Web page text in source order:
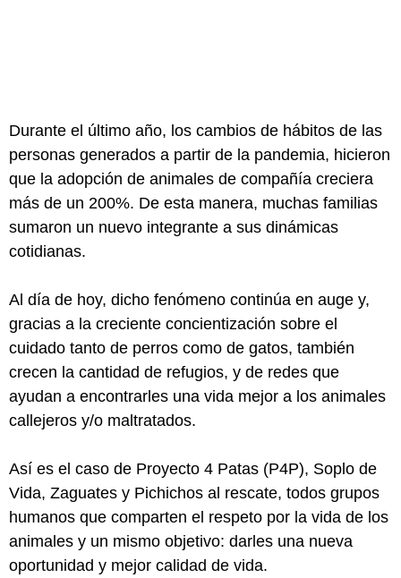
Durante el último año, los cambios de hábitos de las
personas generados a partir de la pandemia, hicieron
que la adopción de animales de compañía creciera
más de un 200%. De esta manera, muchas familias
sumaron un nuevo integrante a sus dinámicas
cotidianas.
Al día de hoy, dicho fenómeno continúa en auge y,
gracias a la creciente concientización sobre el
cuidado tanto de perros como de gatos, también
crecen la cantidad de refugios, y de redes que
ayudan a encontrarles una vida mejor a los animales
callejeros y/o maltratados.
Así es el caso de Proyecto 4 Patas (P4P), Soplo de
Vida, Zaguates y Pichichos al rescate, todos grupos
humanos que comparten el respeto por la vida de los
animales y un mismo objetivo: darles una nueva
oportunidad y mejor calidad de vida.